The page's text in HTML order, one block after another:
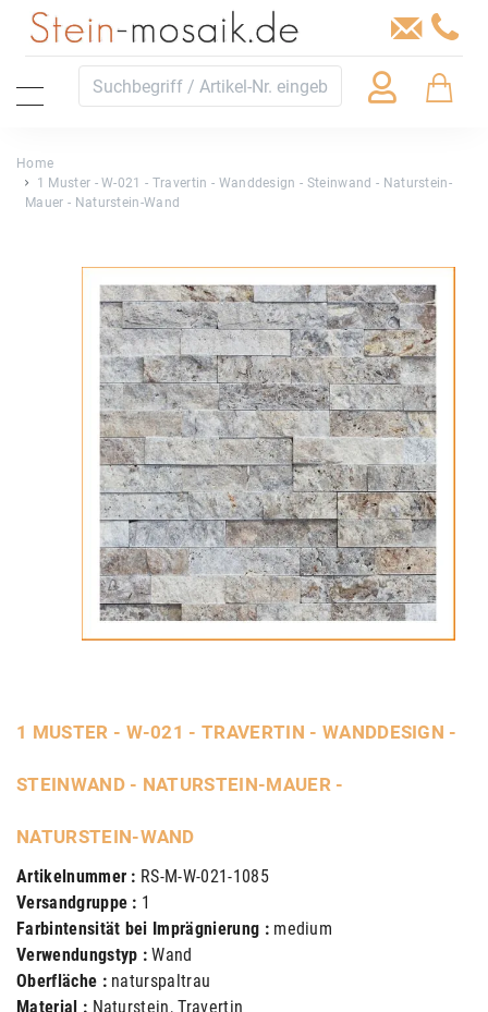
Home
1 Muster - W-021 - Travertin - Wanddesign - Steinwand - Naturstein-
Mauer - Naturstein-Wand
1 MUSTER - W-021 - TRAVERTIN - WANDDESIGN -
STEINWAND - NATURSTEIN-MAUER -
NATURSTEIN-WAND
Artikelnummer : RS-M-W-021-1085
Versandgruppe : 1
Farbintensität bei Imprägnierung : medium
Verwendungstyp :Wand
Oberfläche : naturspaltrau
Material : Naturstein, Travertin